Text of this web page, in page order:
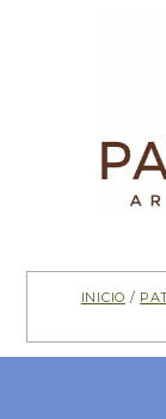
Inicio /